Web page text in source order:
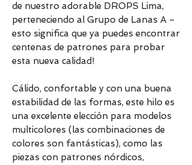
de nuestro adorable DROPS Lima,
perteneciendo al Grupo de Lanas A –
esto significa que ya puedes encontrar
centenas de patrones para probar
esta nueva calidad!
Cálido, confortable y con una buena
estabilidad de las formas, este hilo es
una excelente elección para modelos
multicolores (las combinaciones de
colores son fantásticas), como las
piezas con patrones nórdicos,